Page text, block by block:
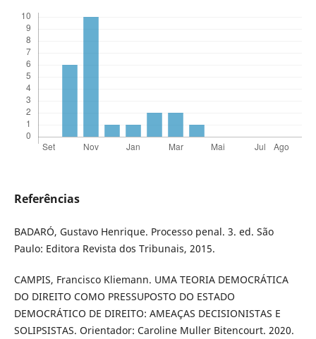
Referências
BADARÓ, Gustavo Henrique. Processo penal. 3. ed. São
Paulo: Editora Revista dos Tribunais, 2015.
CAMPIS, Francisco Kliemann. UMA TEORIA DEMOCRÁTICA
DO DIREITO COMO PRESSUPOSTO DO ESTADO
DEMOCRÁTICO DE DIREITO: AMEAÇAS DECISIONISTAS E
SOLIPSISTAS. Orientador: Caroline Muller Bitencourt. 2020.